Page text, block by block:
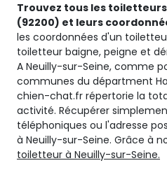
Trouvez tous les
(92200) et leurs
les coordonnées d'un
toiletteur baigne, peigne et
A Neuilly-sur-Seine, comme
communes du départment
chien-chat.fr répertorie la
activité. Récupérer
téléphoniques ou l'adresse
à Neuilly-sur-Seine. Grâce à
toiletteur à Neuilly-sur-Seine.